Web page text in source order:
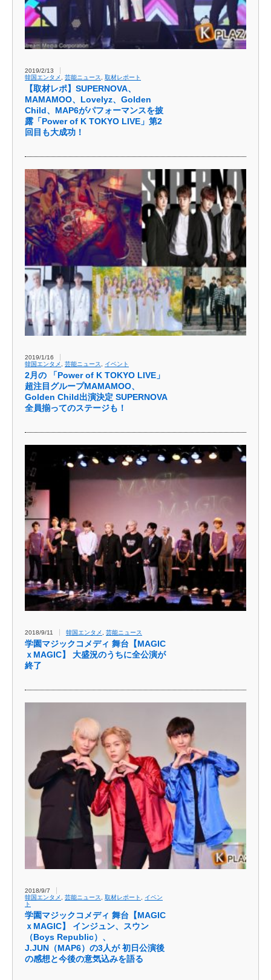
2019/2/13
韓国エンタメ
芸能ニュース 取材レポート
【取材レポ】SUPERNOVA、
MAMAMOO、Lovelyz、Golden
Child、MAP6がパフォーマンスを披
露「Power of K TOKYO LIVE」第2
回目も大成功！
2019/1/16
韓国エンタメ
芸能ニュース イベント
2月の 「Power of K TOKYO LIVE」
超注目グループMAMAMOO、
Golden Child出演決定 SUPERNOVA
全員揃ってのステージも！
2018/9/11 韓国エンタメ 芸能ニュース
学園マジックコメディ 舞台【MAGIC
ｘMAGIC】 大盛況のうちに全公演が
終了
2018/9/7
韓国エンタメ
芸能ニュース 取材レポート
イベン
ト
学園マジックコメディ 舞台【MAGIC
ｘMAGIC】 インジュン、スウン
（Boys Republic）、
J.JUN（MAP6）の3人が 初日公演後
の感想と今後の意気込みを語る